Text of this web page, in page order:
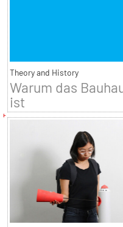
Theory and History
Warum das
ist